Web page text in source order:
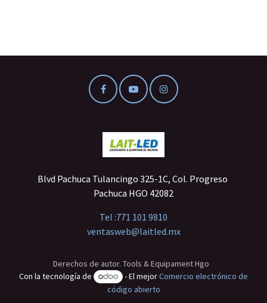
Blvd Pachuca Tulancingo 325-1C, Col. Progreso
Pachuca HGO 42082
Tel :771 101 9810
ventasweb@laitled.mx
Derechos de autor. Tools & Equipament Hgo
Con la tecnología de
- El mejorComercio electrónico de
código abierto